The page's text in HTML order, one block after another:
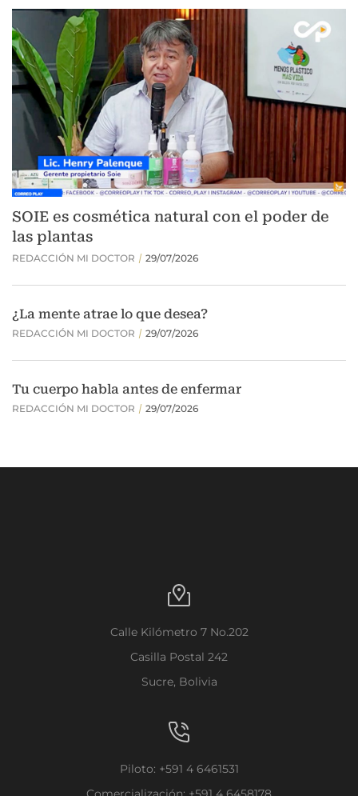
Calle Kilómetro 7 No.202
Casilla Postal 242
Sucre, Bolivia
Piloto: +591 4 6461531